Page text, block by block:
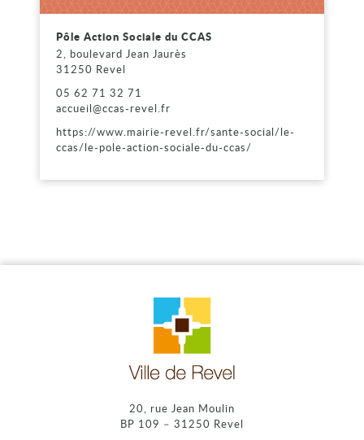
Pôle Action Sociale du CCAS
2, boulevard Jean Jaurès
31250 Revel
05 62 71 32 71
accueil@ccas-revel.fr
https://www.mairie-revel.fr/sante-social/le-
ccas/le-pole-action-sociale-du-ccas/
20, rue Jean Moulin
BP 109 – 31250 Revel